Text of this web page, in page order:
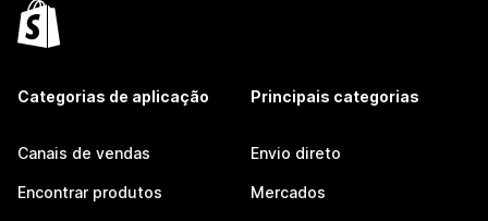
Categorias de aplicação
Canais de vendas
Encontrar produtos
Principais categorias
Envio direto
Mercados